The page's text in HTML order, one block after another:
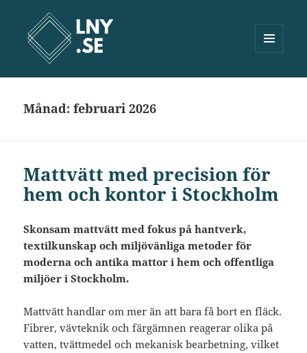
WIDGETS
Månad:februari 2026
Mattvätt med precision för
hem och kontor i Stockholm
Skonsam mattvätt med fokus på hantverk,
textilkunskap och miljövänliga metoder för
moderna och antika mattor i hem och offentliga
miljöer i Stockholm.
Mattvätt handlar om mer än att bara få bort en fläck.
Fibrer, vävteknik och färgämnen reagerar olika på
vatten, tvättmedel och mekanisk bearbetning, vilket